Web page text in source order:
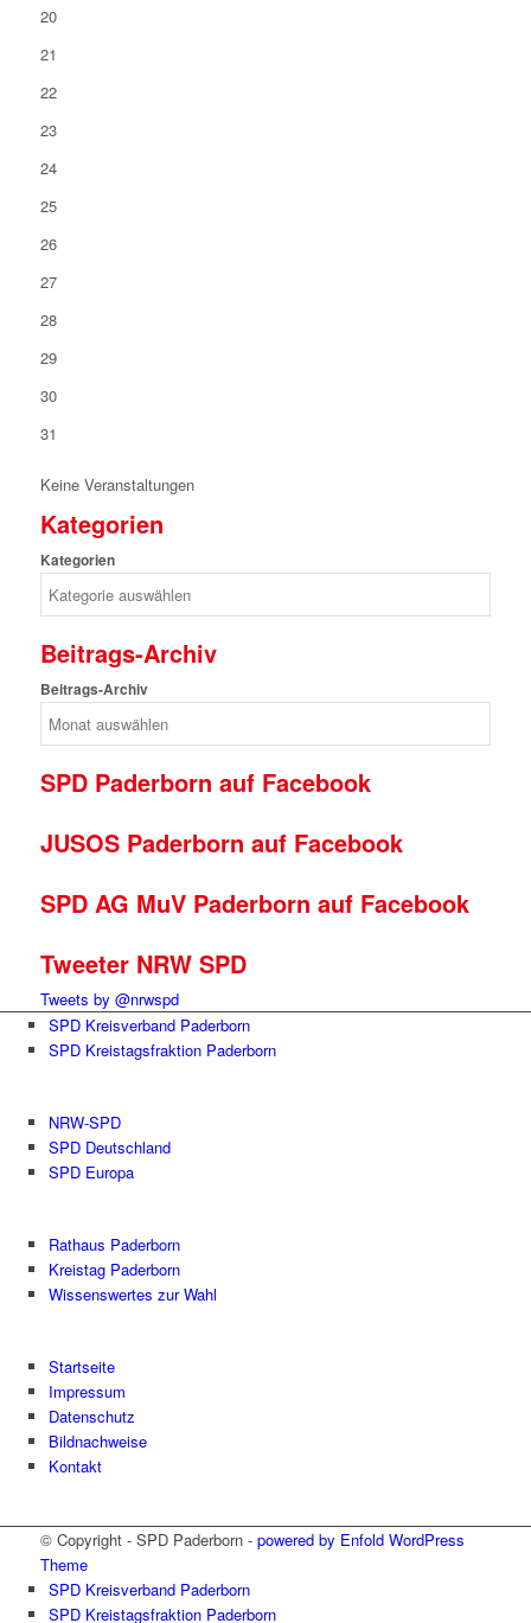
20
21
22
23
24
25
26
27
28
29
30
31
Keine Veranstaltungen
Kategorien
Kategorien
Beitrags-Archiv
Beitrags-Archiv
SPD Paderborn auf Facebook
JUSOS Paderborn auf Facebook
SPD AG MuV Paderborn auf Facebook
Tweeter NRW SPD
Tweets by @nrwspd
SPD Kreisverband Paderborn
SPD Kreistagsfraktion Paderborn
NRW-SPD
SPD Deutschland
SPD Europa
Rathaus Paderborn
Kreistag Paderborn
Wissenswertes zur Wahl
Startseite
Impressum
Datenschutz
Bildnachweise
Kontakt
© Copyright - SPD Paderborn - powered by Enfold WordPress
Theme
SPD Kreisverband Paderborn
SPD Kreistagsfraktion Paderborn